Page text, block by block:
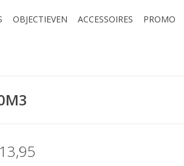
OBJECTIEVEN ACCESSOIRES PROMO